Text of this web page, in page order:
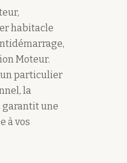
habitacle
Moteur.
un particulier
la
garantit une
à vos